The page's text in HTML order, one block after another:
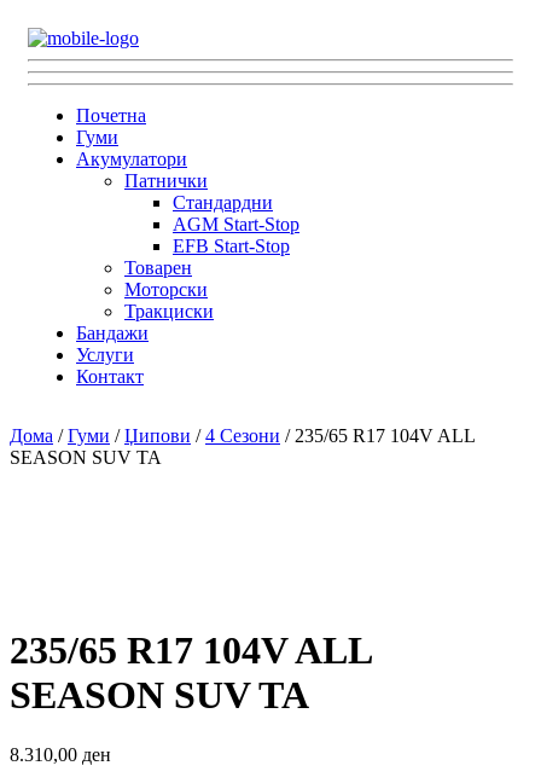
Почетна
Гуми
Акумулатори
Патнички
Стандардни
AGM Start-Stop
EFB Start-Stop
Товарен
Моторски
Тракциски
Бандажи
Услуги
Контакт
Дома /Гуми /Џипови /4 Сезони / 235/65 R17 104V ALL
SEASON SUV TA
235/65 R17 104V ALL
SEASON SUV TA
8.310,00 ден